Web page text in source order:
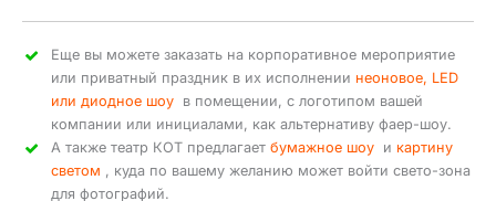
Еще вы можете заказать на корпоративное мероприятие
или приватный праздник в их исполнении неоновое, LED
или диодное шоу в помещении, с логотипом вашей
компании или инициалами, как альтернативу фаер-шоу.
А также театр КОТ предлагает бумажное шоу и картину
светом , куда по вашему желанию может войти свето-зона
для фотографий.